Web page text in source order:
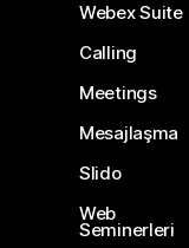
Webex Suite
Calling
Meetings
Mesajlaşma
Slido
Web
Seminerleri